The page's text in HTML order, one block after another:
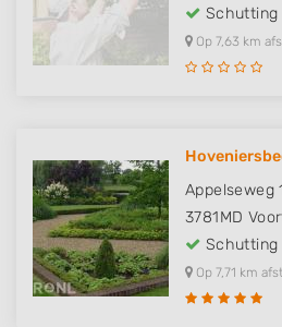
Schutting
Op 7,63 km
Appelseweg
3781MD
Schutting
Op 7,71 km